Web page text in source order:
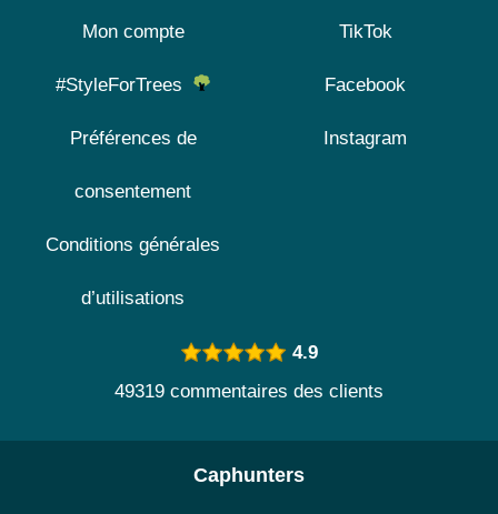
Mon compte
#StyleForTrees
Préférences de
consentement
Conditions générales
d’utilisations
TikTok
Facebook
Instagram
4.9
49319 commentaires des clients
Caphunters